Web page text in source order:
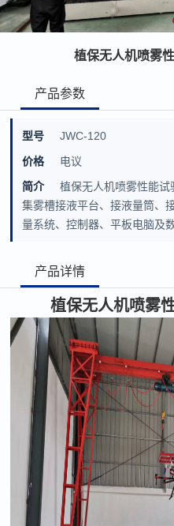
植保无人机喷雾
产品参数
型号
JWC-120
价格
电议
简介
植保无人机喷雾性能试
集雾槽接液平台、接液量筒、
量系统、控制器、平板电脑及
产品详情
植保无人机喷雾